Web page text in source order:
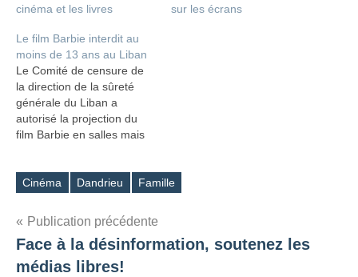
cinéma et les livres
sur les écrans
Le film Barbie interdit au
moins de 13 ans au Liban
Le Comité de censure de
la direction de la sûreté
générale du Liban a
autorisé la projection du
film Barbie en salles mais
l’accès aux salles le
moins de treize ans ne
seront pas admis dans les
salles. Le…
Étiquettes
Cinéma Dandrieu Famille
Navigation
de
Publication précédente
Face à la désinformation, soutenez les
médias libres!